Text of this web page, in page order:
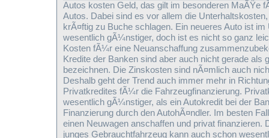
Autos kosten Geld, das gilt im besonderen MaÃŸe
Autos. Dabei sind es vor allem die
krÃ¤ftig zu Buche schlagen. Ein neueres Auto ist im
wesentlich gÃ¼nstiger, doch ist es nicht so ganz
Kosten fÃ¼r eine Neuanschaffung
Kredite der Banken sind aber auch nicht gerade als
bezeichnen. Die Zinskosten sind nÃ¤mlich auch
Deshalb geht der Trend auch immer mehr in
Privatkredites fÃ¼r die Fahrzeugfinanzierung.
wesentlich gÃ¼nstiger, als ein Autokredit bei der
Finanzierung durch den AutohÃ¤ndler. Im besten
einen Neuwagen anschaffen und privat finanzieren.
junges Gebrauchtfahrzeug kann auch schon